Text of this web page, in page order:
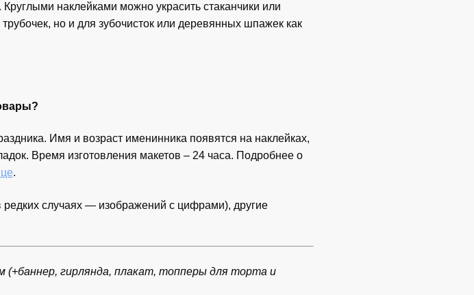
наклейками можно украсить стаканчики или
но и для зубочисток или деревянных шпажек как
Имя и возраст именинника появятся на наклейках,
Время изготовления макетов – 24 часа. Подробнее о
.
редких случаях — изображений с цифрами), другие
гирлянда, плакат, топперы для торта и